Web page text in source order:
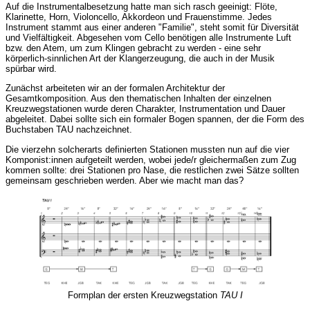
Auf die Instrumentalbesetzung hatte man sich rasch geeinigt: Flöte,
Klarinette, Horn, Violoncello, Akkordeon und Frauenstimme. Jedes
Instrument stammt aus einer anderen "Familie", steht somit für Diversität
und Vielfältigkeit. Abgesehen vom Cello benötigen alle Instrumente Luft
bzw. den Atem, um zum Klingen gebracht zu werden - eine sehr
körperlich-sinnlichen Art der Klangerzeugung, die auch in der Musik
spürbar wird.
Zunächst arbeiteten wir an der formalen Architektur der
Gesamtkomposition. Aus den thematischen Inhalten der einzelnen
Kreuzwegstationen wurde deren Charakter, Instrumentation und Dauer
abgeleitet. Dabei sollte sich ein formaler Bogen spannen, der die Form des
Buchstaben TAU nachzeichnet.
Die vierzehn solcherarts definierten Stationen mussten nun auf die vier
Komponist:innen aufgeteilt werden, wobei jede/r gleichermaßen zum Zug
kommen sollte: drei Stationen pro Nase, die restlichen zwei Sätze sollten
gemeinsam geschrieben werden. Aber wie macht man das?
Formplan der ersten Kreuzwegstation TAU I